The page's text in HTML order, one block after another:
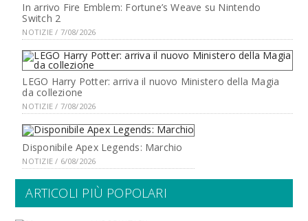
In arrivo Fire Emblem: Fortune’s Weave su Nintendo
Switch 2
NOTIZIE / 7/08/2026
LEGO Harry Potter: arriva il nuovo Ministero della Magia
da collezione
NOTIZIE / 7/08/2026
Disponibile Apex Legends: Marchio
NOTIZIE / 6/08/2026
ARTICOLI PIÙ POPOLARI